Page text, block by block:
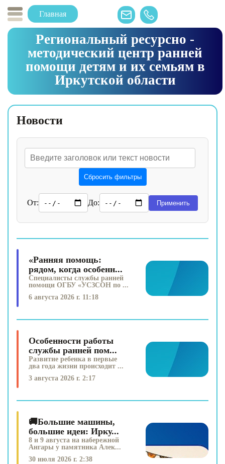
Главная
Региональный ресурсно -
методический центр ранней
помощи детям и их семьям в
Иркутской области
Новости
Сбросить фильтры
От: До: Применить
«Ранняя помощь:
рядом, когда особенн...
Специалисты службы ранней
помощи ОГБУ «УСЗСОН по ...
6 августа 2026 г. 11:18
Особенности работы
службы ранней пом...
Развитие ребенка в первые
два года жизни происходит ...
3 августа 2026 г. 2:17
🚚Большие машины,
большие идеи: Ирку...
8 и 9 августа на набережной
Ангары у памятника Алек...
30 июля 2026 г. 2:38